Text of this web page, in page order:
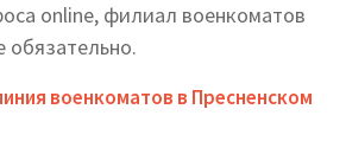
online, филиал военкоматов
обязательно.
военкоматов в Пресненском